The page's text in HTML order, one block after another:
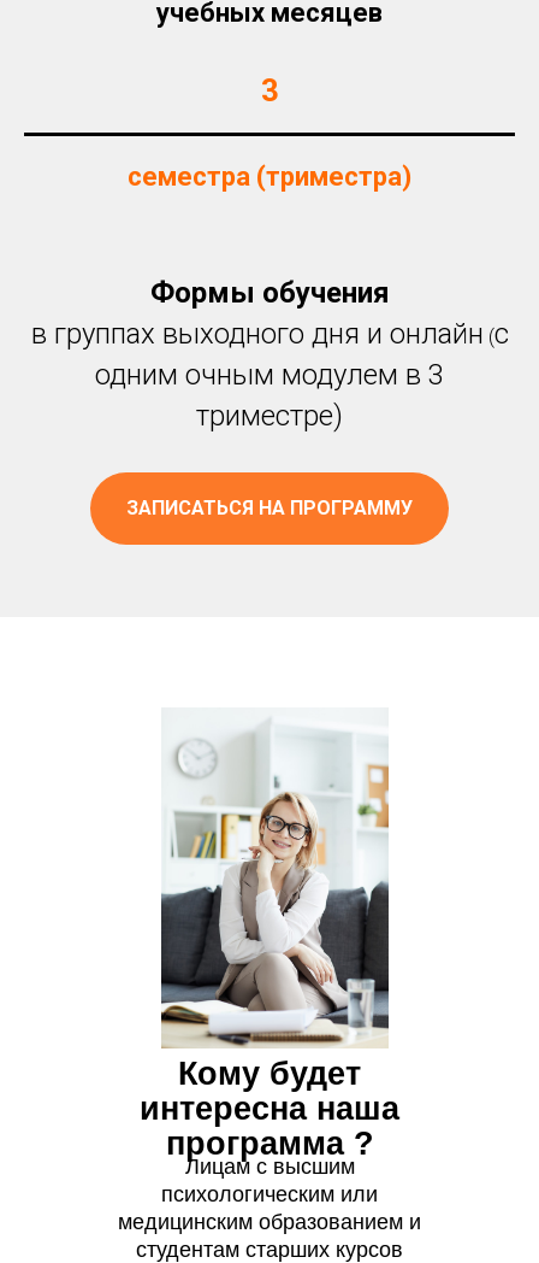
учебных месяцев
3
семестра (триместра)
Формы обучения
в группах выходного дня и онлайн (с
одним очным модулем в 3
триместре)
ЗАПИСАТЬСЯ НА ПРОГРАММУ
Кому будет
интересна наша
программа ?
Лицам с высшим
психологическим или
медицинским образованием и
студентам старших курсов